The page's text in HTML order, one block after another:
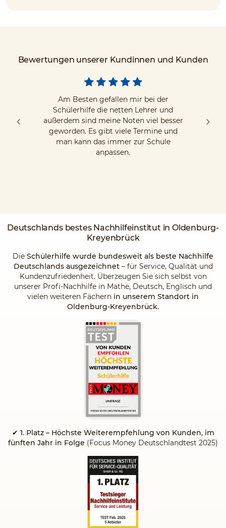
Bewertungen unserer Kundinnen und Kunden
Am Besten gefallen mir bei der
Schülerhilfe die netten Lehrer und
außerdem sind meine Noten viel besser
geworden. Es gibt viele Termine und
man kann das immer zur Schule
anpassen.
Deutschlands bestes Nachhilfeinstitut in Oldenburg-
Kreyenbrück
Die Schülerhilfe wurde bundesweit als beste Nachhilfe
Deutschlands ausgezeichnet – für Service, Qualität und
Kundenzufriedenheit. Überzeugen Sie sich selbst von
unserer Profi-Nachhilfe in Mathe, Deutsch, Englisch und
vielen weiteren Fächern in unserem Standort in
Oldenburg-Kreyenbrück.
✔ 1. Platz – Höchste Weiterempfehlung von Kunden, im
fünften Jahr in Folge (Focus Money Deutschlandtest 2025)